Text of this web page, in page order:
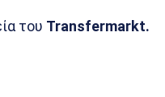
του Transfermarkt.